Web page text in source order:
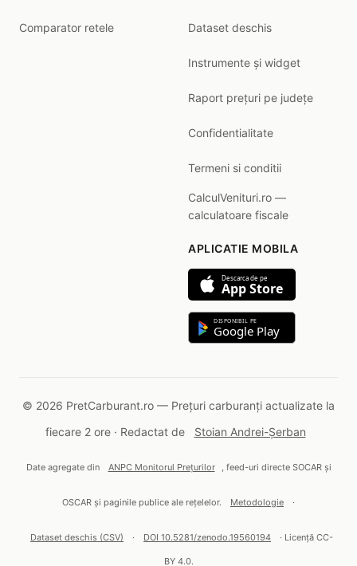
Comparator retele Dataset deschis
Instrumente și widget
Raport prețuri pe județe
Confidentialitate
Termeni si conditii
CalculVenituri.ro —
calculatoare fiscale
APLICATIE MOBILA
Descarca de pe
App Store
DISPONIBIL PE
Google Play
© 2026 PretCarburant.ro — Prețuri carburanți actualizate la
fiecare 2 ore · Redactat de
Stoian Andrei-Șerban
Date agregate din ANPC Monitorul Prețurilor , feed-uri directe SOCAR și
OSCAR și paginile publice ale rețelelor. Metodologie ·
Dataset deschis (CSV) · DOI 10.5281/zenodo.19560194 · Licență CC-
BY 4.0.